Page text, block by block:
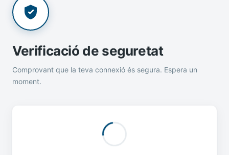
Verificació de seguretat
Comprovant que la teva connexió és segura. Espera un
moment.